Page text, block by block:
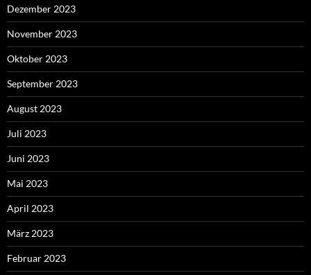
Dezember 2023
November 2023
Oktober 2023
September 2023
August 2023
Juli 2023
Juni 2023
Mai 2023
April 2023
März 2023
Februar 2023